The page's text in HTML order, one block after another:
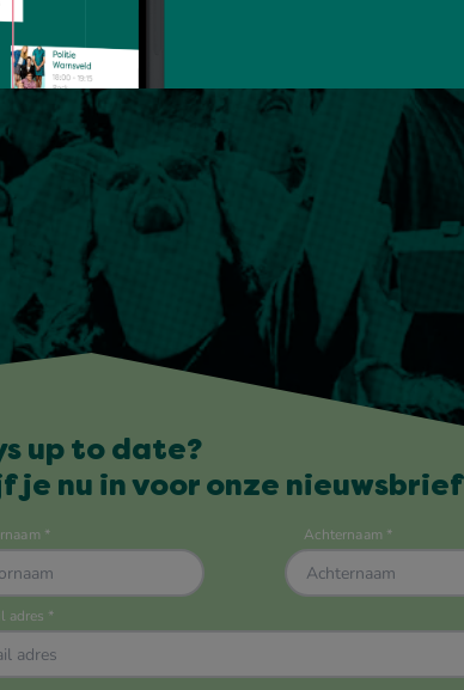
up to date?
je nu in voor onze